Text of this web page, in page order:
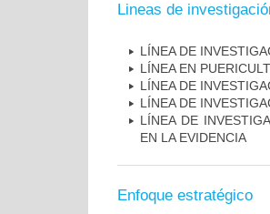
Lineas de
LÍNEA DE
LÍNEA EN
LÍNEA DE
LÍNEA DE
LÍNEA DE
EN LA EVIDENCIA
Enfoque estratégico